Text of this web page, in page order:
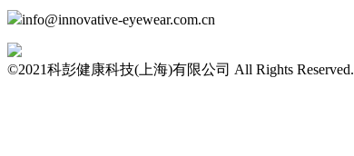
info@innovative-eyewear.com.cn
©2021科彭健康科技(上海)有限公司 All Rights Reserved.